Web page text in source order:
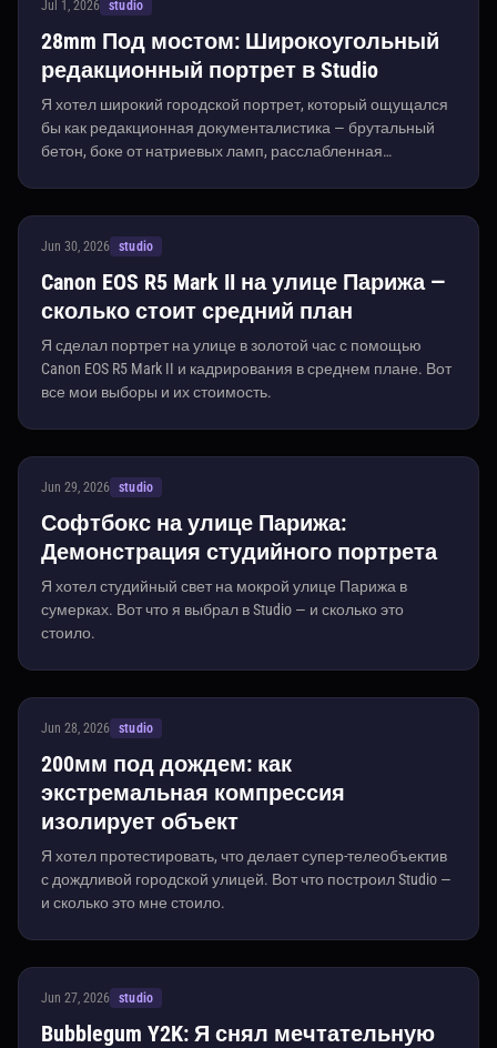
Jul 1, 2026 studio
28mm Под мостом: Широкоугольный
редакционный портрет в Studio
Я хотел широкий городской портрет, который ощущался
бы как редакционная документалистика — брутальный
бетон, боке от натриевых ламп, расслабленная
Jun 30, 2026 studio
Canon EOS R5 Mark II на улице Парижа —
сколько стоит средний план
Я сделал портрет на улице в золотой час с помощью
Canon EOS R5 Mark II и кадрирования в среднем плане. Вот
все мои выборы и их стоимость.
Jun 29, 2026 studio
Софтбокс на улице Парижа:
Демонстрация студийного портрета
Я хотел студийный свет на мокрой улице Парижа в
сумерках. Вот что я выбрал в Studio — и сколько это
стоило.
Jun 28, 2026 studio
200мм под дождем: как
экстремальная компрессия
изолирует объект
Я хотел протестировать, что делает супер-телеобъектив
с дождливой городской улицей. Вот что построил Studio —
и сколько это мне стоило.
Jun 27, 2026 studio
Bubblegum Y2K: Я снял мечтательную